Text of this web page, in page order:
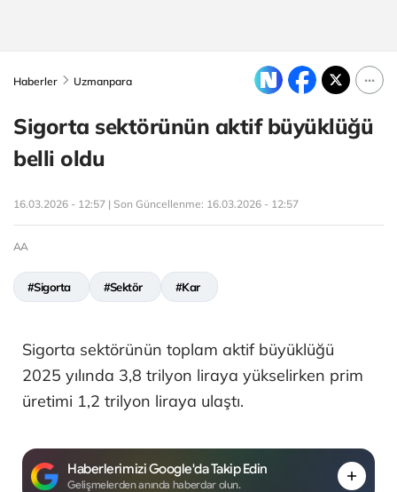
Haberler Uzmanpara
Sigorta sektörünün aktif büyüklüğü
belli oldu
16.03.2026 - 12:57 | Son Güncellenme: 16.03.2026 - 12:57
AA
#Sigorta #Sektör #Kar
Sigorta sektörünün toplam aktif büyüklüğü
2025 yılında 3,8 trilyon liraya yükselirken prim
üretimi 1,2 trilyon liraya ulaştı.
Haberlerimizi Google'da Takip Edin
Gelişmelerden anında haberdar olun.